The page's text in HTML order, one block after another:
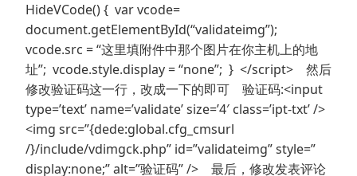
HideVCode() { var vcode=
document.getElementById(“validateimg”);
vcode.src = “这里填附件中那个图片在你主机上的地
址”; vcode.style.display = “none”; } </script> 然后
修改验证码这一行，改成一下的即可 验证码:<input
type=’text’ name=’validate’ size=’4′ class=’ipt-txt’ />
<img src=”{dede:global.cfg_cmsurl
/}/include/vdimgck.php” id=”validateimg” style=”
display:none;” alt=”验证码” /> 最后，修改发表评论